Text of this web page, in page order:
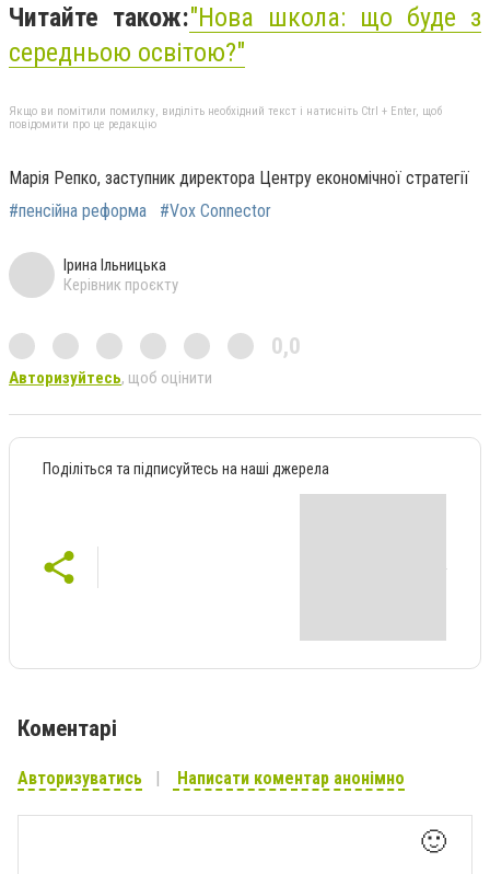
Читайте також:"Нова школа: що буде з
середньою освітою?"
Якщо ви помітили помилку, виділіть необхідний текст і натисніть Ctrl + Enter, щоб
повідомити про це редакцію
Марія Репко, заступник директора Центру економічної стратегії
#пенсійна реформа
#Vox Connector
Ірина Ільницька
Керівник проєкту
0,0
Авторизуйтесь, щоб оцінити
Поділіться та підписуйтесь на наші джерела
Коментарі
Авторизуватись Написати коментар анонімно
🙂